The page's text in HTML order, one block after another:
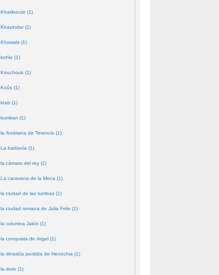
Khatibecsir (1)
Khazindar (1)
Khowals (1)
kohle (1)
Kouchouk (1)
Koûs (1)
ktab (1)
kumkan (1)
la Andriana de Terencio (1)
La barbería (1)
la cámara del rey (1)
La caravana de la Meca (1)
la ciudad de las tumbas (1)
la ciudad romana de Julia Felix (1)
la columna Jakín (1)
la conquista de Argel (1)
la dinastía perdida de Henochia (1)
la dote (1)